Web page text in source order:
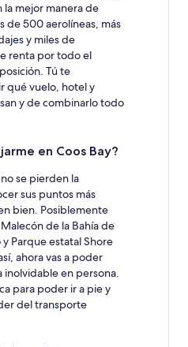
la mejor manera de
de 500 aerolíneas, más
y miles de
renta por todo el
Tú te
qué vuelo, hotel y
y de combinarlo todo
en Coos Bay?
se pierden la
sus puntos más
bien. Posiblemente
de la Bahía de
Parque estatal Shore
ahora vas a poder
inolvidable en persona.
para poder ir a pie y
del transporte